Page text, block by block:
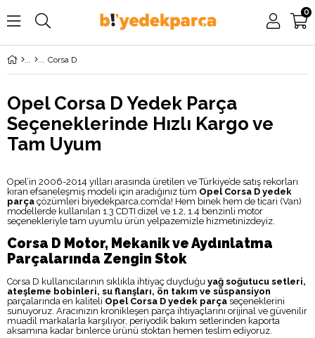
0
Corsa D
Opel Corsa D Yedek Parça
Seçeneklerinde Hızlı Kargo ve
Tam Uyum
Opel’in 2006-2014 yılları arasında üretilen ve Türkiye’de satış rekorları
kıran efsaneleşmiş modeli için aradığınız tüm Opel Corsa D yedek
parça çözümleri biyedekparca.com’da! Hem binek hem de ticari (Van)
modellerde kullanılan 1.3 CDTI dizel ve 1.2, 1.4 benzinli motor
seçenekleriyle tam uyumlu ürün yelpazemizle hizmetinizdeyiz.
Corsa D Motor, Mekanik ve Aydınlatma
Parçalarında Zengin Stok
Corsa D kullanıcılarının sıklıkla ihtiyaç duyduğu yağ soğutucu setleri,
ateşleme bobinleri, su flanşları, ön takım ve süspansiyon
parçalarında en kaliteli Opel Corsa D yedek parça seçeneklerini
sunuyoruz. Aracınızın kronikleşen parça ihtiyaçlarını orijinal ve güvenilir
muadil markalarla karşılıyor, periyodik bakım setlerinden kaporta
aksamına kadar binlerce ürünü stoktan hemen teslim ediyoruz.